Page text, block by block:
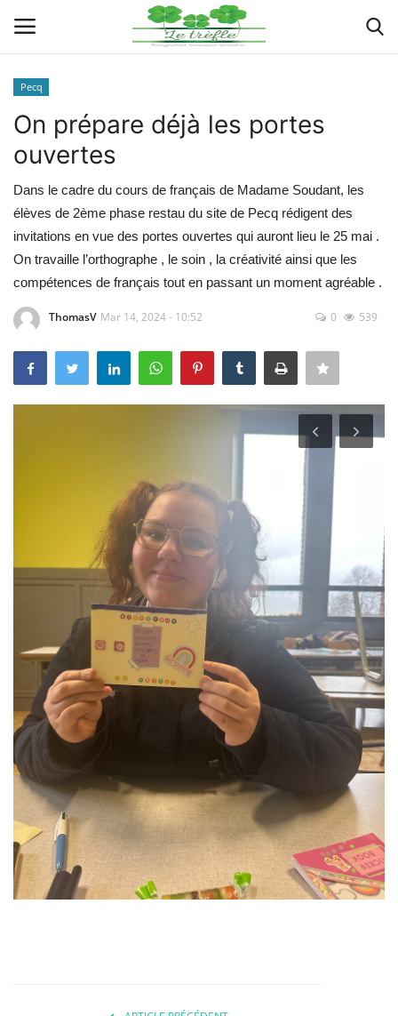
Actualités
Implantations
Galeries
Contacts
Pecq
On prépare déjà les portes
ouvertes
Dans le cadre du cours de français de Madame Soudant, les
élèves de 2ème phase restau du site de Pecq rédigent des
invitations en vue des portes ouvertes qui auront lieu le 25 mai .
On travaille l’orthographe , le soin , la créativité ainsi que les
compétences de français tout en passant un moment agréable .
ThomasV Mar 14, 2024 - 10:52 0 539